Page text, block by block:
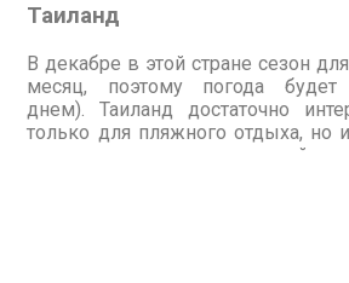
Таиланд
В декабре в этой стране сезон
месяц, поэтому погода
днем). Таиланд достаточно
только для пляжного отдыха, но
всевозможных